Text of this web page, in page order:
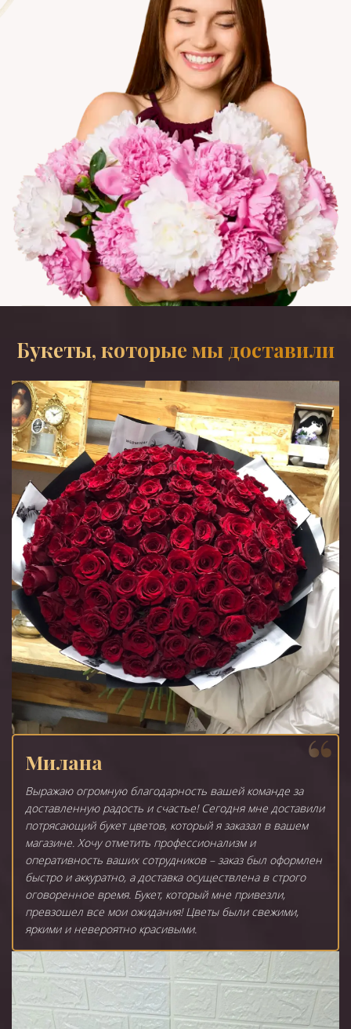
Букеты, которые мы доставили
Милана
Выражаю огромную благодарность вашей команде за
доставленную радость и счастье! Сегодня мне доставили
потрясающий букет цветов, который я заказал в вашем
магазине. Хочу отметить профессионализм и
оперативность ваших сотрудников – заказ был оформлен
быстро и аккуратно, а доставка осуществлена в строго
оговоренное время. Букет, который мне привезли,
превзошел все мои ожидания! Цветы были свежими,
яркими и невероятно красивыми.